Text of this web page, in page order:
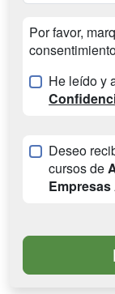
Por favor,
He leído y
Deseo
cursos de
Empresas